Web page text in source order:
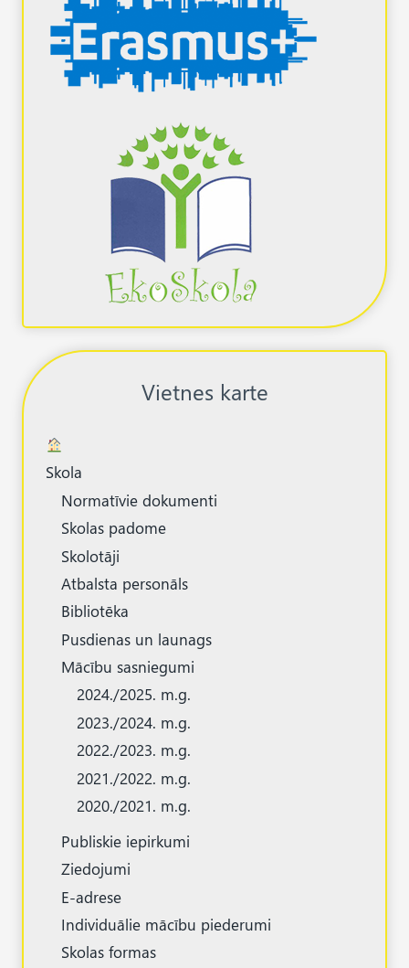
Vietnes karte
Skola
Normatīvie dokumenti
Skolas padome
Skolotāji
Atbalsta personāls
Bibliotēka
Pusdienas un launags
Mācību sasniegumi
2024./2025. m.g.
2023./2024. m.g.
2022./2023. m.g.
2021./2022. m.g.
2020./2021. m.g.
Publiskie iepirkumi
Ziedojumi
E-adrese
Individuālie mācību piederumi
Skolas formas